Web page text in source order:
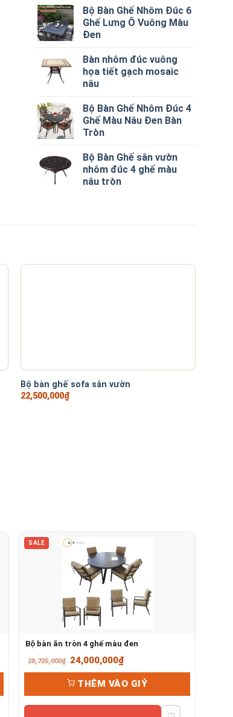
Bộ Bàn Ghế Nhôm Đúc 6
Ghế Lưng Ô Vuông Màu
Đen
Bàn nhôm đúc vuông
họa tiết gạch mosaic
nâu
Bộ Bàn Ghế Nhôm Đúc 4
Ghế Màu Nâu Đen Bàn
Tròn
Bộ Bàn Ghế sân vườn
nhôm đúc 4 ghế màu
nâu tròn
Bộ bàn ghế sofa sân vườn
22,500,000₫
SALE
Bộ bàn ăn tròn 4 ghế màu đen
28,725,000₫
Giá
gốc
là:
28,725,000₫.
24,000,000₫Giá
hiện
tại
là:
THÊM VÀO GIỶ